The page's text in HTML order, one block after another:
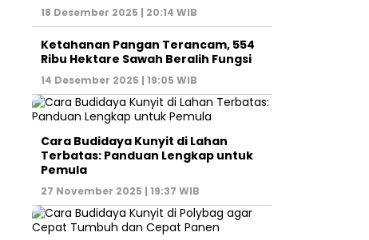
18 Desember 2025 | 20:14 WIB
Ketahanan Pangan Terancam, 554
Ribu Hektare Sawah Beralih Fungsi
14 Desember 2025 | 19:05 WIB
Cara Budidaya Kunyit di Lahan
Terbatas: Panduan Lengkap untuk
Pemula
27 November 2025 | 19:37 WIB